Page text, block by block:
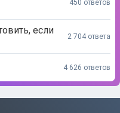
450 ответов
если
2 704 ответа
4 626 ответов